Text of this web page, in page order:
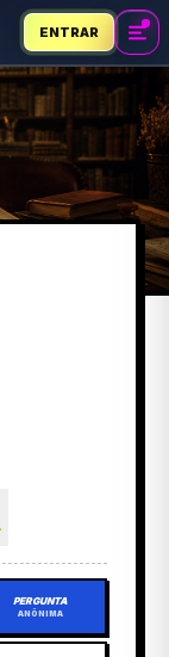
ENTRAR
PERGUNTA
ANÔNIMA